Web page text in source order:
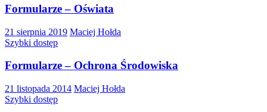
Formularze – Oświata
21 sierpnia 2019 Maciej Hołda
Szybki dostęp
Formularze – Ochrona Środowiska
21 listopada 2014 Maciej Hołda
Szybki dostęp